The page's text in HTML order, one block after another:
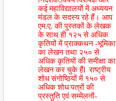
कई महाविद्यालयों में अध्ययन
मंडल के सदस्य रहे हैं। आप
एम.ए. की पुस्तकों के लेखक
के साथ ही १२५ से अधिक
कृतियों में प्राक्कथन -भूमिका
का लेखन तथा २५० से
अधिक कृतियों की समीक्षा का
लेखन कर चुके हैंl राष्ट्रीय
शोध संगोष्ठियों में १५० से
अधिक शोध पत्रों की
प्रस्तुति एवं सम्मेलनों-